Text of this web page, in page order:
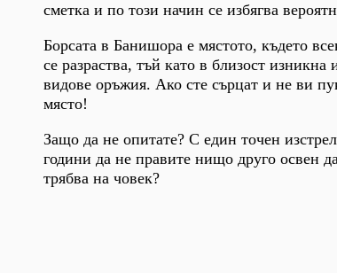
сметка и по този начин се избягва
Борсата в Банишора е мястото, където
се разраства, тъй като в близост
видове оръжия. Ако сте сърцат и не ви
място!
Защо да не опитате? С един точен
години да не правите нищо друго освен
трябва на човек?